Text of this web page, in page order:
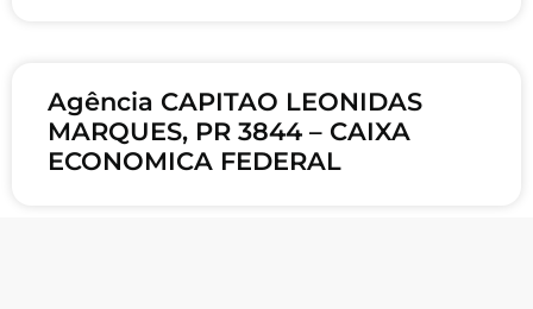
Agência CAPITAO LEONIDAS
MARQUES, PR 3844 – CAIXA
ECONOMICA FEDERAL